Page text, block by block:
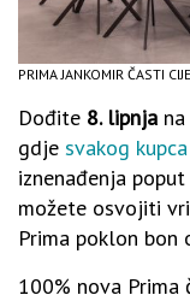
PRIMA JANKOMIR ČASTI
Dođite 8. lipnja
gdje svakog
iznenađenja
možete osvojiti
Prima poklon bon
100% nova Prima